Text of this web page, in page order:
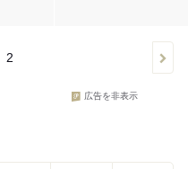
2
広告を非表示